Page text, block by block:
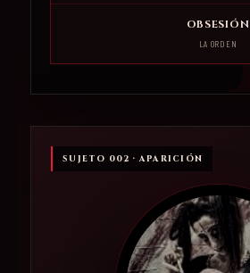
OBSESIÓN
LA ORDEN
SUJETO 002 · APARICIÓN